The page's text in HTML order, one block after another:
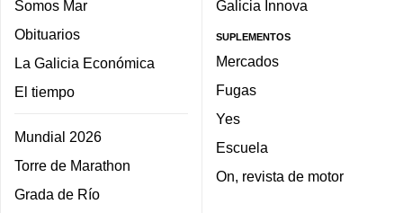
Somos Mar
Obituarios
La Galicia Económica
El tiempo
Mundial 2026
Torre de Marathon
Grada de Río
Galicia Innova
SUPLEMENTOS
Mercados
Fugas
Yes
Escuela
On, revista de motor